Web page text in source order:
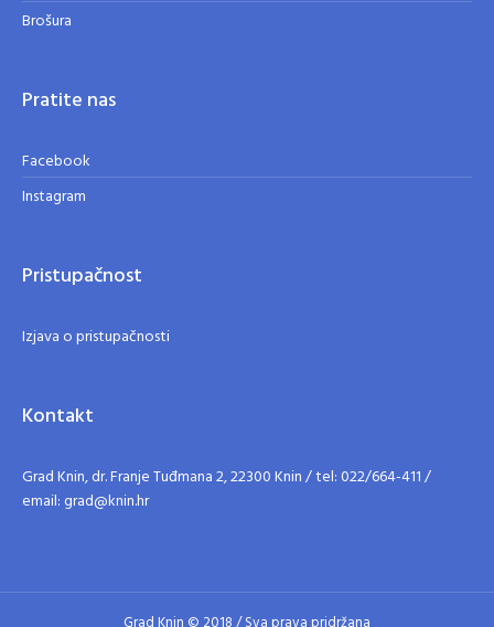
Brošura
Pratite nas
Facebook
Instagram
Pristupačnost
Izjava o pristupačnosti
Kontakt
Grad Knin, dr. Franje Tuđmana 2, 22300 Knin / tel: 022/664-411 /
email: grad@knin.hr